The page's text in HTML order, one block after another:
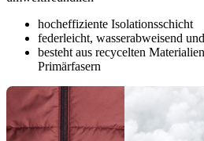
hocheffiziente Isolationsschicht
federleicht, wasserabweisend
besteht aus recycelten
Primärfasern